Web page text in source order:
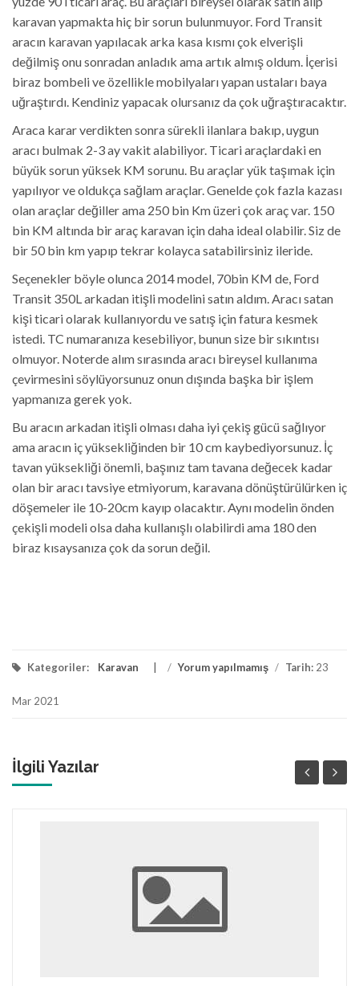
karavan yapmakta hiç bir sorun bulunmuyor. Ford Transit
aracın karavan yapılacak arka kasa kısmı çok elverişli
değilmiş onu sonradan anladık ama artık almış oldum. İçerisi
biraz bombeli ve özellikle mobilyaları yapan ustaları baya
uğraştırdı. Kendiniz yapacak olursanız da çok uğraştıracaktır.
Araca karar verdikten sonra sürekli ilanlara bakıp, uygun
aracı bulmak 2-3 ay vakit alabiliyor. Ticari araçlardaki en
büyük sorun yüksek KM sorunu. Bu araçlar yük taşımak için
yapılıyor ve oldukça sağlam araçlar. Genelde çok fazla kazası
olan araçlar değiller ama 250 bin Km üzeri çok araç var. 150
bin KM altında bir araç karavan için daha ideal olabilir. Siz de
bir 50 bin km yapıp tekrar kolayca satabilirsiniz ileride.
Seçenekler böyle olunca 2014 model, 70bin KM de, Ford
Transit 350L arkadan itişli modelini satın aldım. Aracı satan
kişi ticari olarak kullanıyordu ve satış için fatura kesmek
istedi. TC numaranıza kesebiliyor, bunun size bir sıkıntısı
olmuyor. Noterde alım sırasında aracı bireysel kullanıma
çevirmesini söylüyorsunuz onun dışında başka bir işlem
yapmanıza gerek yok.
Bu aracın arkadan itişli olması daha iyi çekiş gücü sağlıyor
ama aracın iç yüksekliğinden bir 10 cm kaybediyorsunuz. İç
tavan yüksekliği önemli, başınız tam tavana değecek kadar
olan bir aracı tavsiye etmiyorum, karavana dönüştürülürken iç
döşemeler ile 10-20cm kayıp olacaktır. Aynı modelin önden
çekişli modeli olsa daha kullanışlı olabilirdi ama 180 den
biraz kısaysanıza çok da sorun değil.
Kategoriler: Karavan / Yorum yapılmamış / Tarih: 23
Mar 2021
İlgili Yazılar